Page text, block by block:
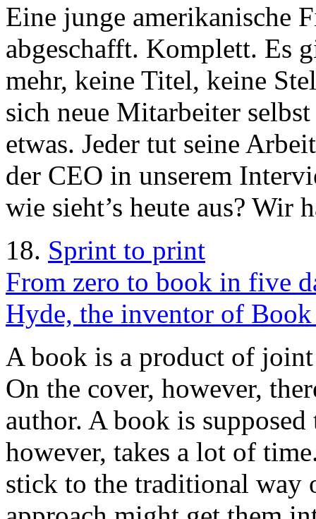
Eine junge amerikanische
abgeschafft. Komplett. Es
mehr, keine Titel, keine
sich neue Mitarbeiter
etwas. Jeder tut seine
der CEO in unserem
wie sieht’s heute aus? Wir
18. Sprint to print
From zero to book in five
Hyde, the inventor of
A book is a product of
On the cover, however,
author. A book is
however, takes a lot of
stick to the traditional way